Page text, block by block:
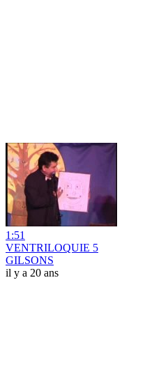
1:51
VENTRILOQUIE 5
GILSONS
il y a 20 ans